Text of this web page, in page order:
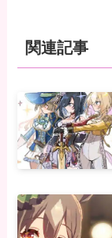
関連記事